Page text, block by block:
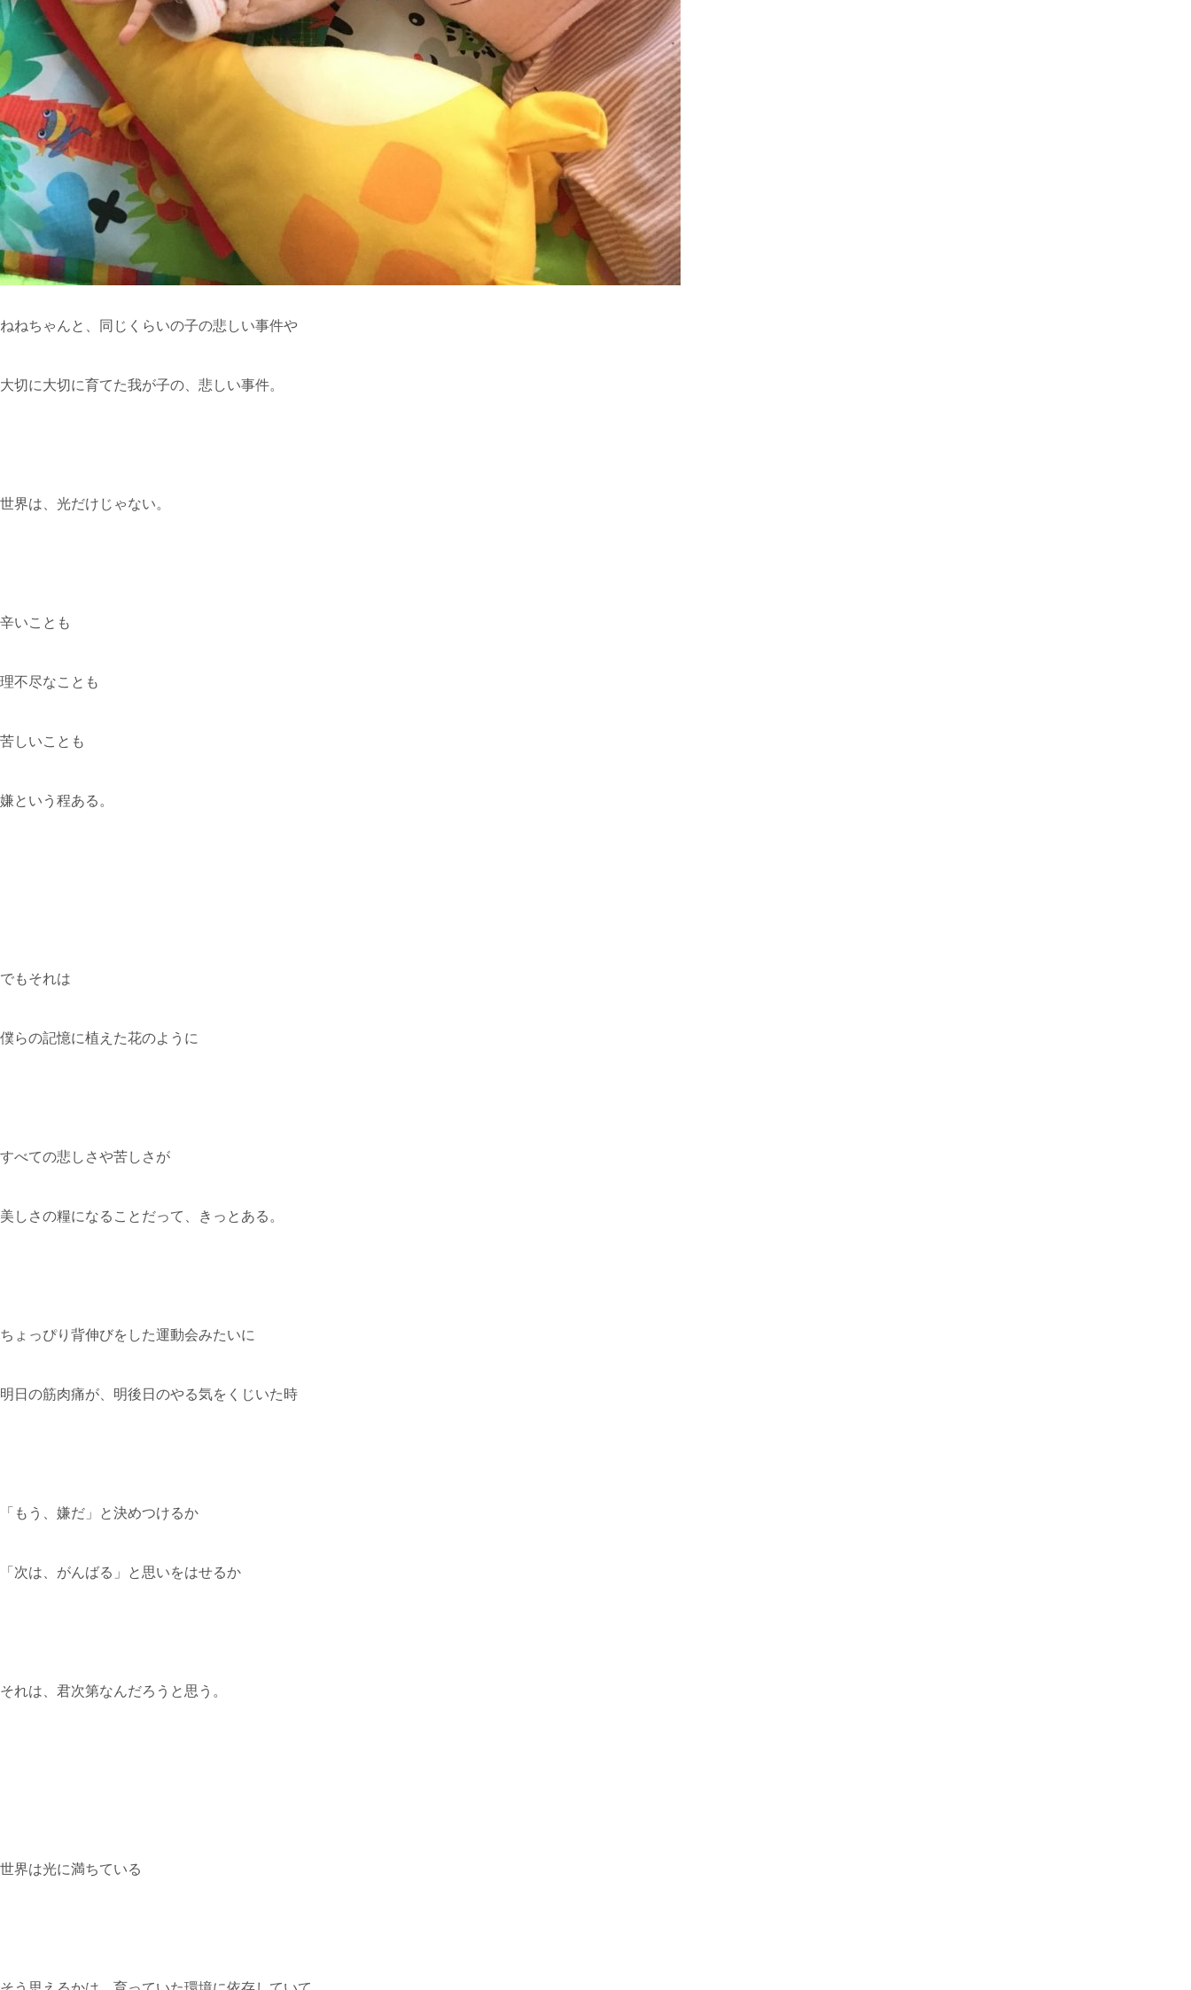
ねねちゃんと、同じくらいの子の悲しい事件や
大切に大切に育てた我が子の、悲しい事件。
世界は、光だけじゃない。
辛いことも
理不尽なことも
苦しいことも
嫌という程ある。
でもそれは
僕らの記憶に植えた花のように
すべての悲しさや苦しさが
美しさの糧になることだって、きっとある。
ちょっぴり背伸びをした運動会みたいに
明日の筋肉痛が、明後日のやる気をくじいた時
「もう、嫌だ」と決めつけるか
「次は、がんばる」と思いをはせるか
それは、君次第なんだろうと思う。
世界は光に満ちている